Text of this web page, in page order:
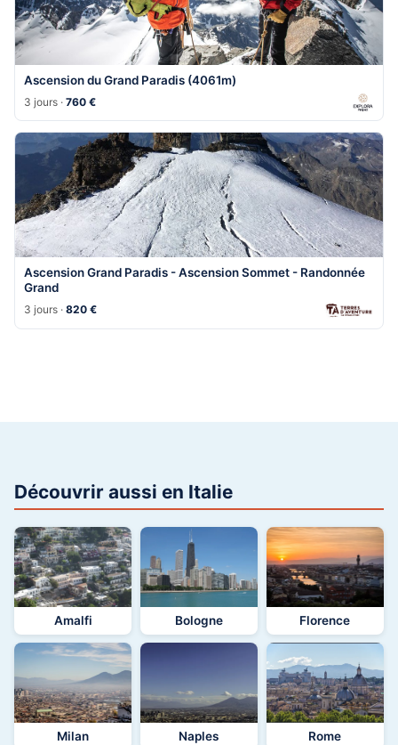
Ascension du Grand Paradis (4061m)
3 jours ·760 €
Ascension Grand Paradis - Ascension Sommet - Randonnée
Grand
3 jours ·820 €
Découvrir aussi en Italie
Amalfi Bologne Florence
Milan Naples Rome